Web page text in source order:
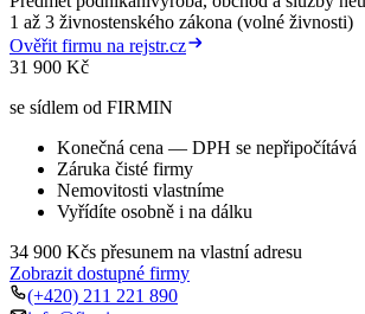
1 až 3 živnostenského zákona (volné živnosti)
Ověřit firmu na rejstr.cz
31 900 Kč
se sídlem od FIRMIN
Konečná cena — DPH se nepřipočítává
Záruka čisté firmy
Nemovitosti vlastníme
Vyřídíte osobně i na dálku
34 900 Kčs přesunem na vlastní adresu
Zobrazit dostupné firmy
(+420) 211 221 890